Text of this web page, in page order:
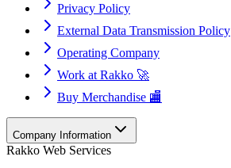
Privacy Policy
External Data Transmission Policy
Operating Company
Work at Rakko 🚀
Buy Merchandise 🏬
Company Information
Rakko Web Services